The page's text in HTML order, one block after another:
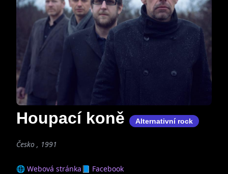
Houpací koně Alternativní rock
Česko , 1991
🌐 Webová stránka📘 Facebook